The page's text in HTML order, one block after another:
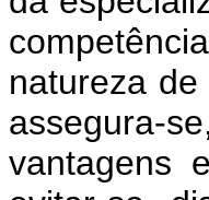
natureza
assegura-
vantagens